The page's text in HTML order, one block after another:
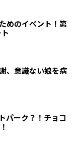
めのイベント！第
、意識ない娘を病
パーク？！チョコ